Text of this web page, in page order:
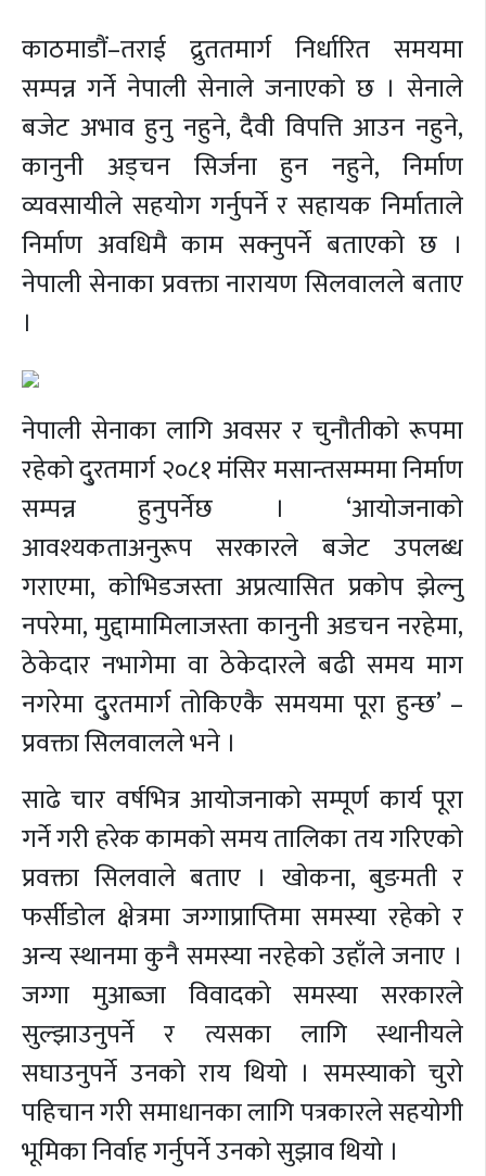
काठमाडौं–तराई द्रुततमार्ग निर्धारित समयमा
सम्पन्न गर्ने नेपाली सेनाले जनाएको छ । सेनाले
बजेट अभाव हुनु नहुने, दैवी विपत्ति आउन नहुने,
कानुनी अड्चन सिर्जना हुन नहुने, निर्माण
व्यवसायीले सहयोग गर्नुपर्ने र सहायक निर्माताले
निर्माण अवधिमै काम सक्नुपर्ने बताएको छ ।
नेपाली सेनाका प्रवक्ता नारायण सिलवालले बताए
।
नेपाली सेनाका लागि अवसर र चुनौतीको रूपमा
रहेको दु्रतमार्ग २०८१ मंसिर मसान्तसम्ममा निर्माण
सम्पन्न हुनुपर्नेछ । ‘आयोजनाको
आवश्यकताअनुरूप सरकारले बजेट उपलब्ध
गराएमा, कोभिडजस्ता अप्रत्यासित प्रकोप झेल्नु
नपरेमा, मुद्दामामिलाजस्ता कानुनी अडचन नरहेमा,
ठेकेदार नभागेमा वा ठेकेदारले बढी समय माग
नगरेमा दु्रतमार्ग तोकिएकै समयमा पूरा हुन्छ’ –
प्रवक्ता सिलवालले भने ।
साढे चार वर्षभित्र आयोजनाको सम्पूर्ण कार्य पूरा
गर्ने गरी हरेक कामको समय तालिका तय गरिएको
प्रवक्ता सिलवाले बताए । खोकना, बुङमती र
फर्सीडोल क्षेत्रमा जग्गाप्राप्तिमा समस्या रहेको र
अन्य स्थानमा कुनै समस्या नरहेको उहाँले जनाए ।
जग्गा मुआब्जा विवादको समस्या सरकारले
सुल्झाउनुपर्ने र त्यसका लागि स्थानीयले
सघाउनुपर्ने उनको राय थियो । समस्याको चुरो
पहिचान गरी समाधानका लागि पत्रकारले सहयोगी
भूमिका निर्वाह गर्नुपर्ने उनको सुझाव थियो ।